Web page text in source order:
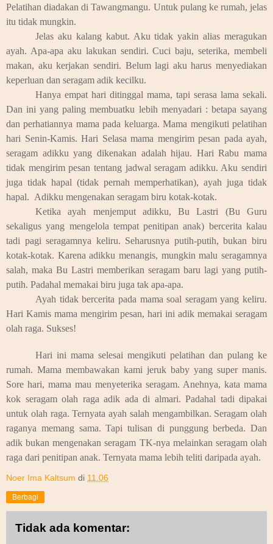
Pelatihan diadakan di Tawangmangu. Untuk pulang ke rumah, jelas
itu tidak mungkin.
Jelas aku kalang kabut. Aku tidak yakin alias meragukan
ayah. Apa-apa aku lakukan sendiri. Cuci baju, seterika, membeli
makan, aku kerjakan sendiri. Belum lagi aku harus menyediakan
keperluan dan seragam adik kecilku.
Hanya empat hari ditinggal mama, tapi serasa lama sekali.
Dan ini yang paling membuatku lebih menyadari : betapa sayang
dan perhatiannya mama pada keluarga. Mama mengikuti pelatihan
hari Senin-Kamis. Hari Selasa mama mengirim pesan pada ayah,
seragam adikku yang dikenakan adalah hijau. Hari Rabu mama
tidak mengirim pesan tentang jadwal seragam adikku. Aku sendiri
juga tidak hapal (tidak pernah memperhatikan), ayah juga tidak
hapal. Adikku mengenakan seragam biru kotak-kotak.
Ketika ayah menjemput adikku, Bu Lastri (Bu Guru
sekaligus yang mengelola tempat penitipan anak) bercerita kalau
tadi pagi seragamnya keliru. Seharusnya putih-putih, bukan biru
kotak-kotak. Karena adikku menangis, mungkin malu seragamnya
salah, maka Bu Lastri memberikan seragam baru lagi yang putih-
putih. Padahal memakai biru juga tak apa-apa.
Ayah tidak bercerita pada mama soal seragam yang keliru.
Hari Kamis mama mengirim pesan, hari ini adik memakai seragam
olah raga. Sukses!
Hari ini mama selesai mengikuti pelatihan dan pulang ke
rumah. Mama membawakan kami jeruk baby yang super manis.
Sore hari, mama mau menyeterika seragam. Anehnya, kata mama
kok seragam olah raga adik ada di almari. Padahal tadi dipakai
untuk olah raga. Ternyata ayah salah mengambilkan. Seragam olah
raganya memang sama. Tapi tulisan di punggung berbeda. Dan
adik bukan mengenakan seragam TK-nya melainkan seragam olah
raga dari penitipan anak. Ternyata mama lebih teliti daripada ayah.
Noer Ima Kaltsum di 11.06
Berbagi
Tidak ada komentar: